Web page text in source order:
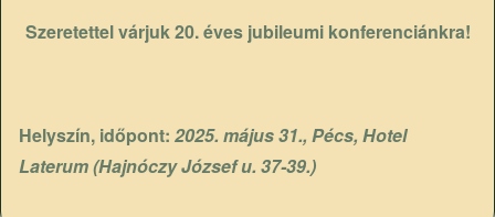
Szeretettel várjuk 20. éves jubileumi konferenciánkra!
Helyszín, időpont: 2025. május 31., Pécs, Hotel
Laterum (Hajnóczy József u. 37-39.)